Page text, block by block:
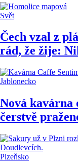
Svět
Čech vzal z
rád, že žije:
Jablonecko
Nová kavárna
čerstvě
Plzeňsko